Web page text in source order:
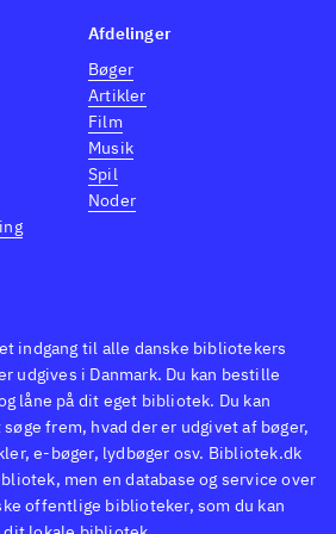
missioner, og
tjene points
biler til din
realismen
smadre tonsvis
at tage
når altid
kan dyste på
.
og "GTA"-
nogle punkter
.
har med
der
rå
nyde
San
indgang til alle danske bibliotekers
udgives i Danmark. Du kan bestille
låne på dit eget bibliotek. Du kan
frem, hvad der er udgivet af bøger,
e-bøger, lydbøger osv. Bibliotek.dk
men en database og service over
offentlige biblioteker, som du kan
Afdelinger
Bøger
Artikler
Film
Musik
Spil
Noder